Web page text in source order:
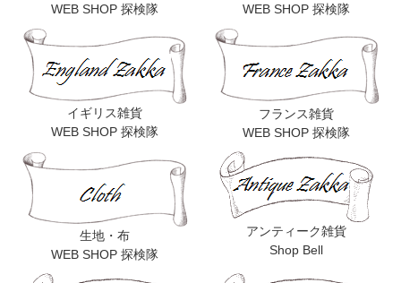
WEB SHOP 探検隊
WEB SHOP 探検隊
イギリス雑貨
WEB SHOP 探検隊
フランス雑貨
WEB SHOP 探検隊
生地・布
WEB SHOP 探検隊
アンティーク雑貨
Shop Bell